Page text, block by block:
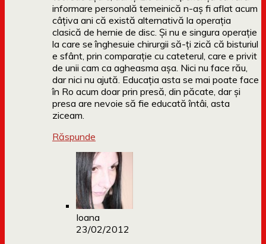
informare personală temeinică n-aș fi aflat acum
câțiva ani că există alternativă la operația
clasică de hernie de disc. Și nu e singura operație
la care se înghesuie chirurgii să-ți zică că bisturiul
e sfânt, prin comparație cu cateterul, care e privit
de unii cam ca agheasma așa. Nici nu face rău,
dar nici nu ajută. Educația asta se mai poate face
în Ro acum doar prin presă, din păcate, dar și
presa are nevoie să fie educată întâi, asta
ziceam.
Răspunde
Ioana
23/02/2012